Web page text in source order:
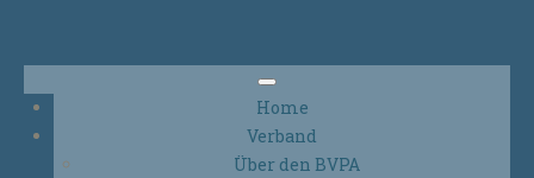
Home
Verband
Über den BVPA